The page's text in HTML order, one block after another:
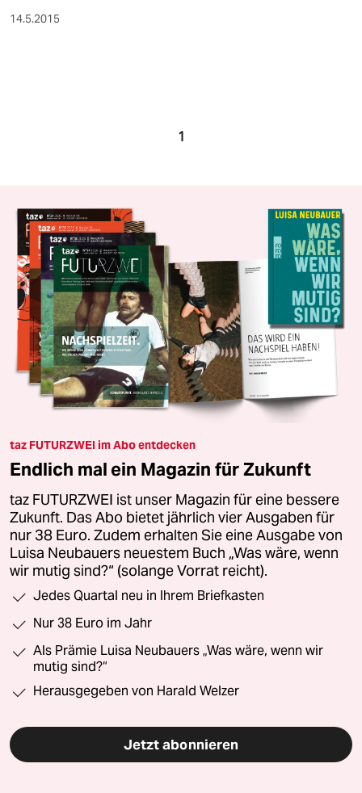
14.5.2015
1
taz FUTURZWEI im Abo entdecken
Endlich mal ein Magazin für Zukunft
taz FUTURZWEI ist unser Magazin für eine bessere
Zukunft. Das Abo bietet jährlich vier Ausgaben für
nur 38 Euro. Zudem erhalten Sie eine Ausgabe von
Luisa Neubauers neuestem Buch „Was wäre, wenn
wir mutig sind?“ (solange Vorrat reicht).
Jedes Quartal neu in Ihrem Briefkasten
Nur 38 Euro im Jahr
Als Prämie Luisa Neubauers „Was wäre, wenn wir
mutig sind?“
Herausgegeben von Harald Welzer
Jetzt abonnieren